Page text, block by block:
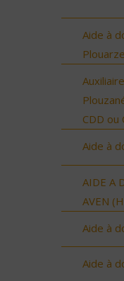
Aide à
CDD ou
Aide à
AIDE A
AVEN
Aide à
Aide à